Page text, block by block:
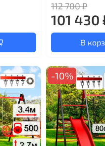
112 700 ₽
101 430
В
-10%